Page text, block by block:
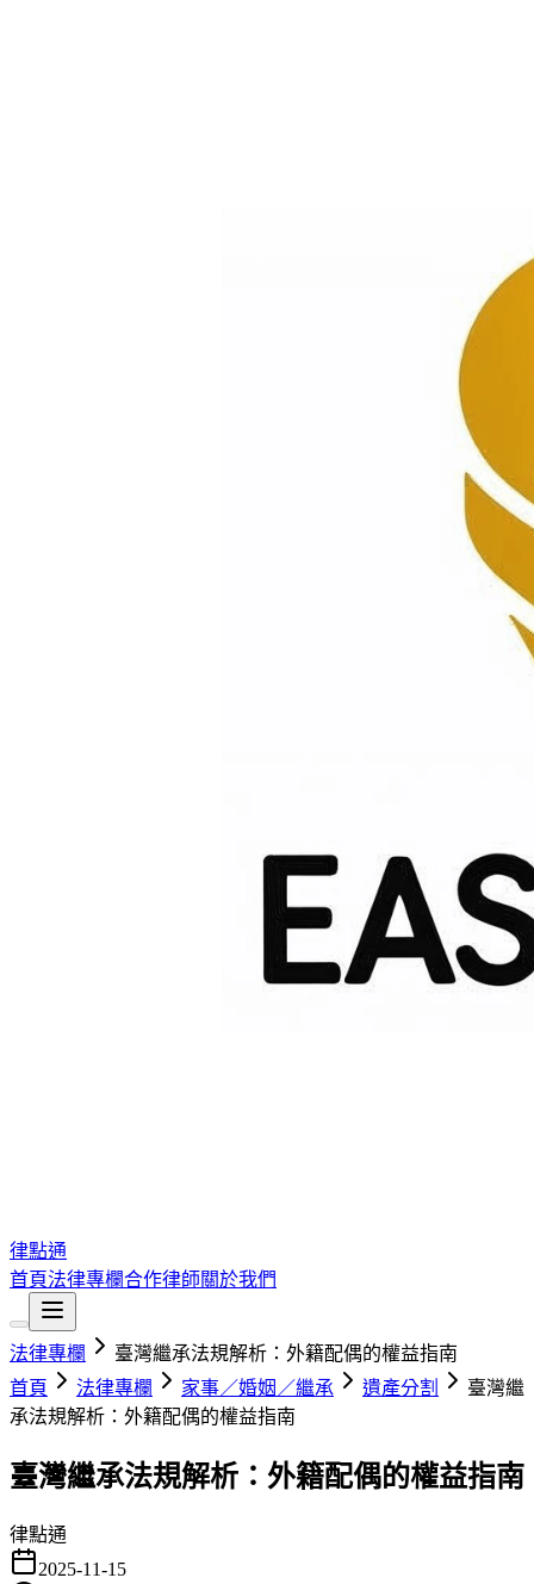
律點通
首頁法律專欄合作律師關於我們
法律專欄
臺灣繼承法規解析：外籍配偶的權益指南
首頁
法律專欄 家事／婚姻／繼承 遺產分割
臺灣繼
承法規解析：外籍配偶的權益指南
臺灣繼承法規解析：外籍配偶的權益指南
律點通
2025-11-15